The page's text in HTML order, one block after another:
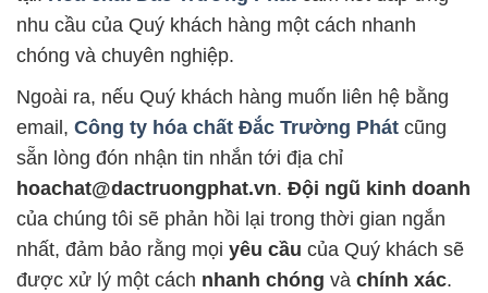
nhu cầu của Quý khách hàng một cách nhanh
chóng và chuyên nghiệp.
Ngoài ra, nếu Quý khách hàng muốn liên hệ bằng
email, Công ty hóa chất Đắc Trường Phát cũng
sẵn lòng đón nhận tin nhắn tới địa chỉ
hoachat@dactruongphat.vn. Đội ngũ kinh doanh
của chúng tôi sẽ phản hồi lại trong thời gian ngắn
nhất, đảm bảo rằng mọi yêu cầu của Quý khách sẽ
được xử lý một cách nhanh chóng và chính xác.